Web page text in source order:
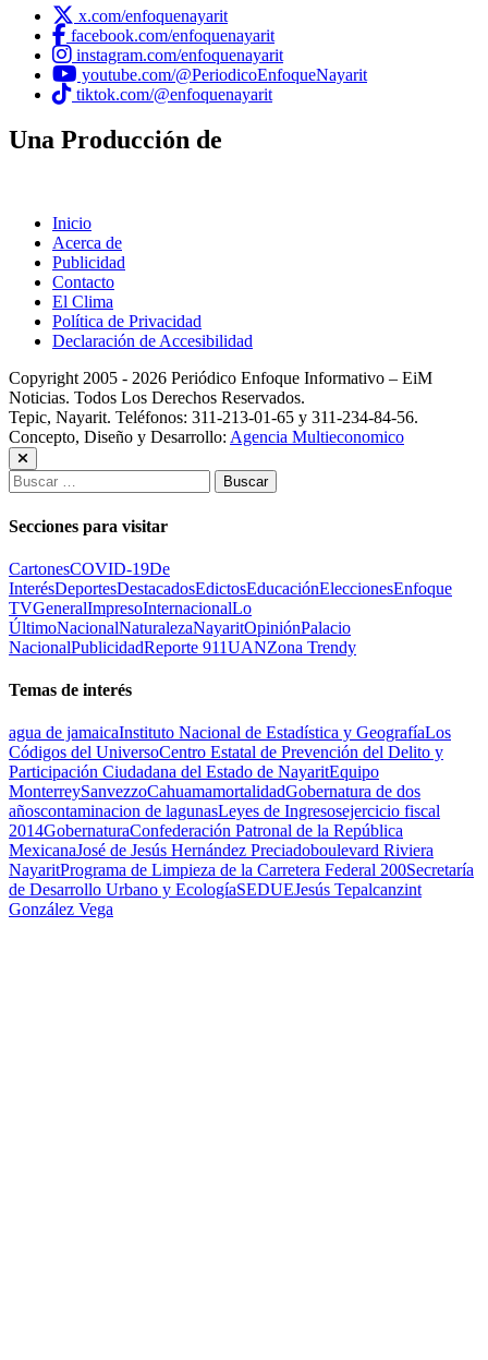
x.com/enfoquenayarit
facebook.com/enfoquenayarit
instagram.com/enfoquenayarit
youtube.com/@PeriodicoEnfoqueNayarit
tiktok.com/@enfoquenayarit
Una Producción de
Inicio
Acerca de
Publicidad
Contacto
El Clima
Política de Privacidad
Declaración de Accesibilidad
Copyright 2005 - 2026 Periódico Enfoque Informativo – EiM
Noticias. Todos Los Derechos Reservados.
Tepic, Nayarit. Teléfonos: 311-213-01-65 y 311-234-84-56.
Concepto, Diseño y Desarrollo: Agencia Multieconomico
Buscar:
Secciones para visitar
CartonesCOVID-19De
InterésDeportesDestacadosEdictosEducaciónEleccionesEnfoque
TVGeneralImpresoInternacionalLo
ÚltimoNacionalNaturalezaNayaritOpiniónPalacio
NacionalPublicidadReporte 911UANZona Trendy
Temas de interés
agua de jamaicaInstituto Nacional de Estadística y GeografíaLos
Códigos del UniversoCentro Estatal de Prevención del Delito y
Participación Ciudadana del Estado de NayaritEquipo
MonterreySanvezzoCahuamamortalidadGobernatura de dos
añoscontaminacion de lagunasLeyes de Ingresosejercicio fiscal
2014GobernaturaConfederación Patronal de la República
MexicanaJosé de Jesús Hernández Preciadoboulevard Riviera
NayaritPrograma de Limpieza de la Carretera Federal 200Secretaría
de Desarrollo Urbano y EcologíaSEDUEJesús Tepalcanzint
González Vega